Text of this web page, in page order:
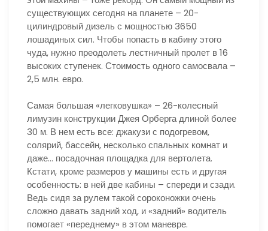
существующих сегодня на планете – 20-
цилиндровый дизель с мощностью 3650
лошадиных сил. Чтобы попасть в кабину этого
чуда, нужно преодолеть лестничный пролет в 16
высоких ступенек. Стоимость одного самосвала –
2,5 млн. евро.
Самая большая «легковушка» – 26-колесный
лимузин конструкции Джея Орберга длиной более
30 м. В нем есть все: джакузи с подогревом,
солярий, бассейн, несколько спальных комнат и
даже… посадочная площадка для вертолета.
Кстати, кроме размеров у машины есть и другая
особенность: в ней две кабины – спереди и сзади.
Ведь сидя за рулем такой сороконожки очень
сложно давать задний ход, и «задний» водитель
помогает «переднему» в этом маневре.